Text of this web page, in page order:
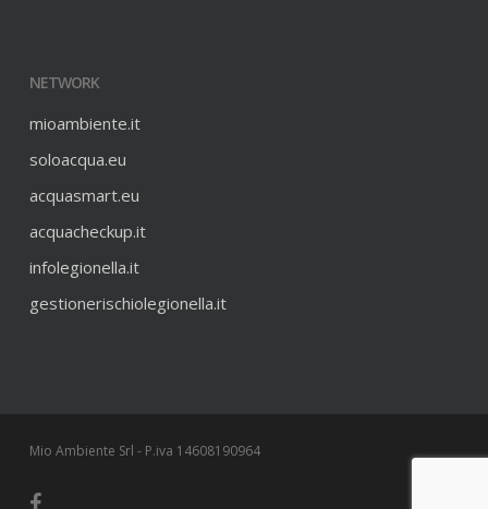
NETWORK
mioambiente.it
soloacqua.eu
acquasmart.eu
acquacheckup.it
infolegionella.it
gestionerischiolegionella.it
Mio Ambiente Srl - P.iva 14608190964
facebook